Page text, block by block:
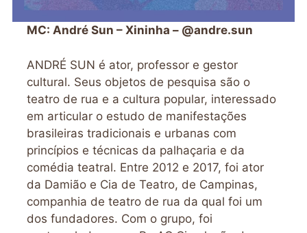
MC: André Sun – Xininha – @andre.sun
ANDRÉ SUN é ator, professor e gestor
cultural. Seus objetos de pesquisa são o
teatro de rua e a cultura popular, interessado
em articular o estudo de manifestações
brasileiras tradicionais e urbanas com
princípios e técnicas da palhaçaria e da
comédia teatral. Entre 2012 e 2017, foi ator
da Damião e Cia de Teatro, de Campinas,
companhia de teatro de rua da qual foi um
dos fundadores. Com o grupo, foi